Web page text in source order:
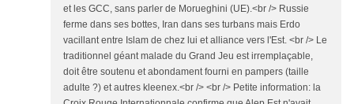
et les GCC, sans parler de Morueghini (UE).<br /> Russie
ferme dans ses bottes, Iran dans ses turbans mais Erdo
vacillant entre Islam de chez lui et alliance vers l'Est. <br /> Le
traditionnel géant malade du Grand Jeu est irremplaçable,
doit être soutenu et abondament fourni en pampers (taille
adulte ?) et autres kleenex.<br /> <br /> Petite information: la